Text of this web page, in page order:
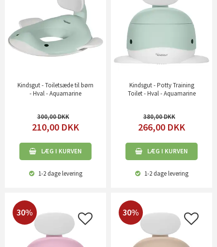
Kindsgut - Toiletsæde til børn
- Hval - Aquamarine
300,00
210,00 DKK
LÆG I KURVEN
1-2 dagelevering
Kindsgut - Potty Training
Toilet - Hval - Aquamarine
380,00
266,00 DKK
LÆG I KURVEN
1-2 dagelevering
30% 30%